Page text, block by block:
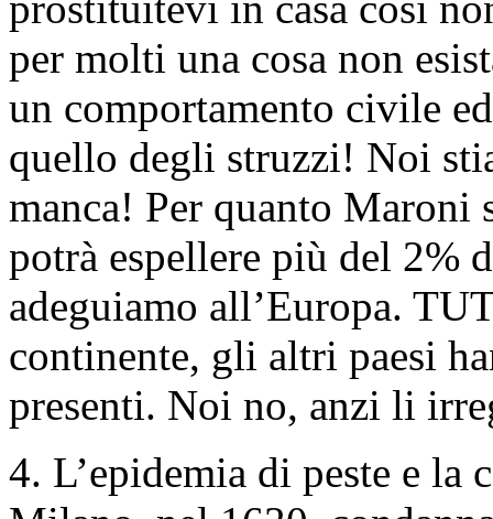
per molti una cosa non
un comportamento civile
quello degli struzzi! Noi
manca! Per quanto
potrà espellere più del 2%
adeguiamo all’Europa.
continente, gli altri paesi
presenti. Noi no, anzi li
4. L’epidemia di peste e